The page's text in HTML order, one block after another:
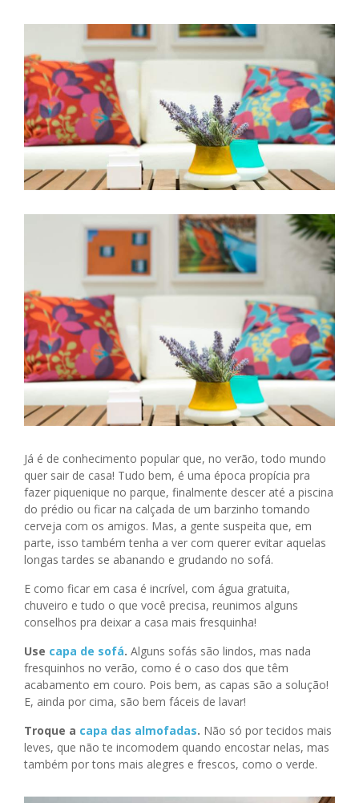
Já é de conhecimento popular que, no verão, todo mundo
quer sair de casa! Tudo bem, é uma época propícia pra
fazer piquenique no parque, finalmente descer até a piscina
do prédio ou ficar na calçada de um barzinho tomando
cerveja com os amigos. Mas, a gente suspeita que, em
parte, isso também tenha a ver com querer evitar aquelas
longas tardes se abanando e grudando no sofá.
E como ficar em casa é incrível, com água gratuita,
chuveiro e tudo o que você precisa, reunimos alguns
conselhos pra deixar a casa mais fresquinha!
Use capa de sofá. Alguns sofás são lindos, mas nada
fresquinhos no verão, como é o caso dos que têm
acabamento em couro. Pois bem, as capas são a solução!
E, ainda por cima, são bem fáceis de lavar!
Troque a capa das almofadas. Não só por tecidos mais
leves, que não te incomodem quando encostar nelas, mas
também por tons mais alegres e frescos, como o verde.